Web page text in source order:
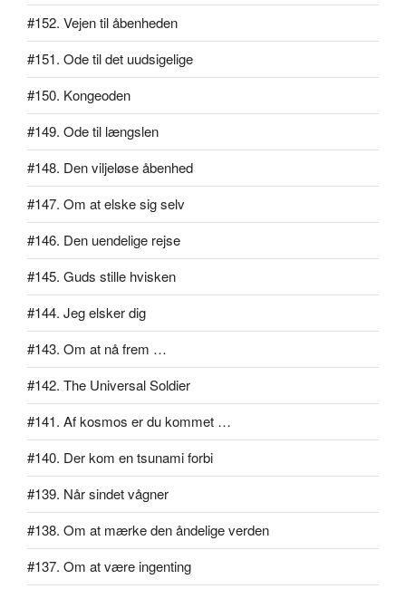
#152. Vejen til åbenheden
#151. Ode til det uudsigelige
#150. Kongeoden
#149. Ode til længslen
#148. Den viljeløse åbenhed
#147. Om at elske sig selv
#146. Den uendelige rejse
#145. Guds stille hvisken
#144. Jeg elsker dig
#143. Om at nå frem …
#142. The Universal Soldier
#141. Af kosmos er du kommet …
#140. Der kom en tsunami forbi
#139. Når sindet vågner
#138. Om at mærke den åndelige verden
#137. Om at være ingenting